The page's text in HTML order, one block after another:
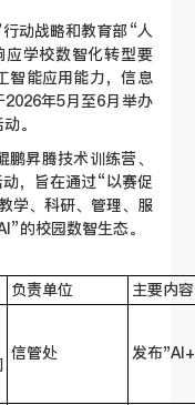
动战略和教育部“人
学校数智化转型要
智能应用能力，信息
年5月至6月举办
。
昇腾技术训练营、
，旨在通过“以赛促
学、科研、管理、服
的校园数智生态。
负责单位 主要内容
信管处 发布